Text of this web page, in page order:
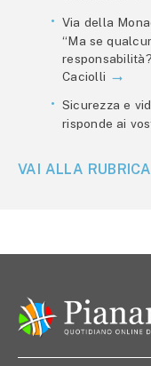
Via della
“Ma se
Caciolli
Sicurezza e
risponde ai
VAI ALLA RUBRICA